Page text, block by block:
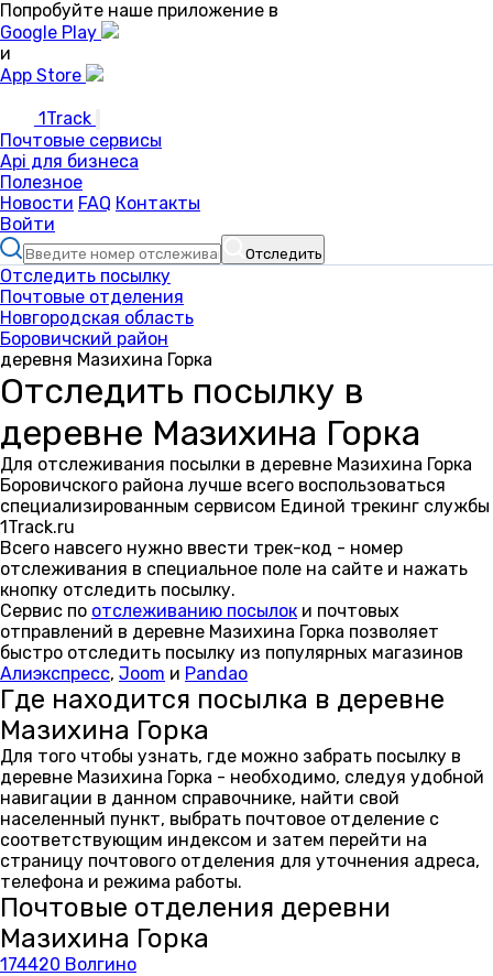
Попробуйте наше приложение в
Google Play
и
App Store
1Track
Почтовые сервисы
Api для бизнеса
Полезное
Новости FAQ Контакты
Войти
Отследить
Отследить посылку
Почтовые отделения
Новгородская область
Боровичский район
деревня Мазихина Горка
Отследить посылку в
деревне Мазихина Горка
Для отслеживания посылки в деревне Мазихина Горка
Боровичского района лучше всего воспользоваться
специализированным сервисом Единой трекинг службы
1Track.ru
Всего навсего нужно ввести трек-код - номер
отслеживания в специальное поле на сайте и нажать
кнопку отследить посылку.
Сервис по отслеживанию посылок и почтовых
отправлений в деревне Мазихина Горка позволяет
быстро отследить посылку из популярных магазинов
Алиэкспресс, Joom и Pandao
Где находится посылка в деревне
Мазихина Горка
Для того чтобы узнать, где можно забрать посылку в
деревне Мазихина Горка - необходимо, следуя удобной
навигации в данном справочнике, найти свой
населенный пункт, выбрать почтовое отделение с
соответствующим индексом и затем перейти на
страницу почтового отделения для уточнения адреса,
телефона и режима работы.
Почтовые отделения деревни
Мазихина Горка
174420 Волгино